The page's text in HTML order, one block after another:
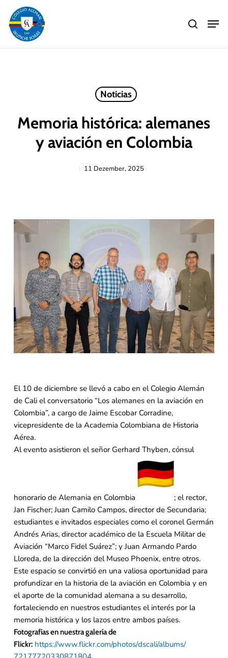
main
content
search
Noticias
Memoria histórica: alemanes
y aviación en Colombia
11 Dezember, 2025
El 10 de diciembre se llevó a cabo en el Colegio Alemán
de Cali el conversatorio “Los alemanes en la aviación en
Colombia”, a cargo de Jaime Escobar Corradine,
vicepresidente de la Academia Colombiana de Historia
Aérea.
Al evento asistieron el señor Gerhard Thyben, cónsul
honorario de Alemania en Colombia
; el rector,
Jan Fischer; Juan Camilo Campos, director de Secundaria;
estudiantes e invitados especiales como el coronel Germán
Andrés Arias, director académico de la Escuela Militar de
Aviación “Marco Fidel Suárez”; y Juan Armando Pardo
Lloreda, de la dirección del Museo Phoenix, entre otros.
Este espacio se convirtió en una valiosa oportunidad para
profundizar en la historia de la aviación en Colombia y en
el aporte de la comunidad alemana a su desarrollo,
fortaleciendo en nuestros estudiantes el interés por la
memoria histórica y los lazos entre ambos países.
Fotografías en nuestra galería de
Flickr: https://www.flickr.com/photos/dscali/albums/